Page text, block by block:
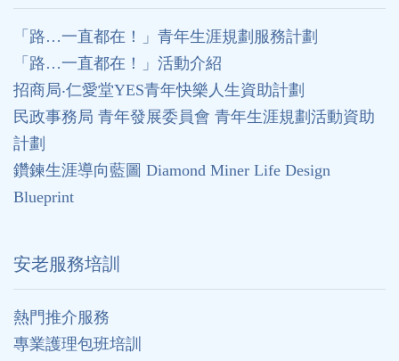
「路…一直都在！」青年生涯規劃服務計劃
「路…一直都在！」活動介紹
招商局‧仁愛堂YES青年快樂人生資助計劃
民政事務局 青年發展委員會 青年生涯規劃活動資助
計劃
鑽鍊生涯導向藍圖 Diamond Miner Life Design
Blueprint
安老服務培訓
熱門推介服務
專業護理包班培訓